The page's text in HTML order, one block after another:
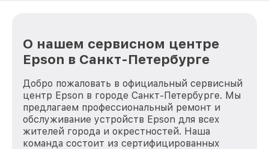
О нашем сервисном центре
Epson в Санкт-Петербурге
Добро пожаловать в официальный сервисный
центр Epson в городе Санкт-Петербурге. Мы
предлагаем профессиональный ремонт и
обслуживание устройств Epson для всех
жителей города и окрестностей. Наша
команда состоит из сертифицированных